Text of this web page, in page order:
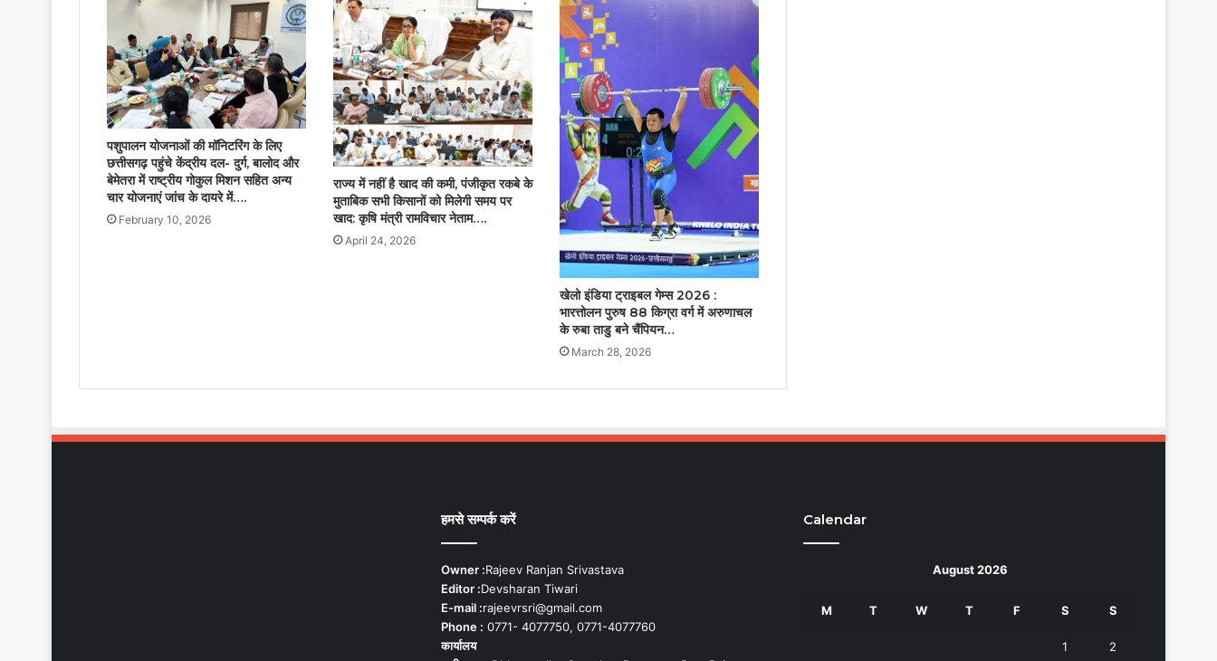
पशुपालन योजनाओं की मॉनिटरिंग के लिए
छत्तीसगढ़ पहुंचे केंद्रीय दल- दुर्ग, बालोद और
बेमेतरा में राष्ट्रीय गोकुल मिशन सहित अन्य
चार योजनाएं जांच के दायरे में….
February 10, 2026
राज्य में नहीं है खाद की कमी, पंजीकृत रकबे के
मुताबिक सभी किसानों को मिलेगी समय पर
खाद: कृषि मंत्री रामविचार नेताम….
April 24, 2026
खेलो इंडिया ट्राइबल गेम्स 2026 :
भारत्तोलन पुरुष 88 किग्रा वर्ग में अरुणाचल
के रुबा ताडु बने चैंपियन…
March 28, 2026
हमसे सम्पर्क करें
Owner :Rajeev Ranjan Srivastava
Editor :Devsharan Tiwari
E-mail :rajeevrsri@gmail.com
Phone : 0771- 4077750, 0771-4077760
कार्यालय
Calendar
August 2026
M T W T F S S
1 2